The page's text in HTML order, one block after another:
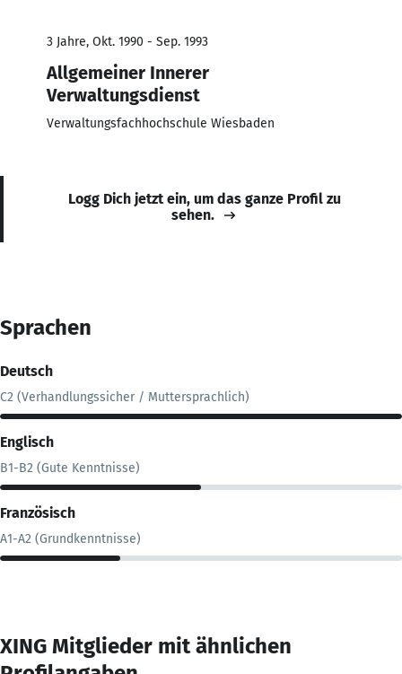
3 Jahre, Okt. 1990 - Sep. 1993
Allgemeiner Innerer
Verwaltungsdienst
Verwaltungsfachhochschule Wiesbaden
Logg Dich jetzt ein, um das ganze Profil zu
sehen.
Sprachen
Deutsch
C2 (Verhandlungssicher / Muttersprachlich)
Englisch
B1-B2 (Gute Kenntnisse)
Französisch
A1-A2 (Grundkenntnisse)
XING Mitglieder mit ähnlichen